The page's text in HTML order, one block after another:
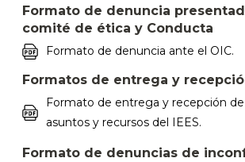
Formato de denuncia
comité de ética y Conducta
Formato de denuncia ante el OIC.
Formatos de entrega y
Formato de entrega y recepción
asuntos y recursos del IEES.
Formato de denuncias de